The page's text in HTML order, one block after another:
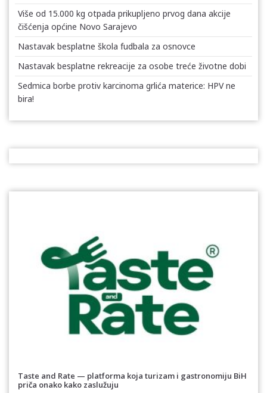
Više od 15.000 kg otpada prikupljeno prvog dana akcije
čišćenja općine Novo Sarajevo
Nastavak besplatne škola fudbala za osnovce
Nastavak besplatne rekreacije za osobe treće životne dobi
Sedmica borbe protiv karcinoma grlića materice: HPV ne
bira!
Taste and Rate — platforma koja turizam i gastronomiju BiH
priča onako kako zaslužuju